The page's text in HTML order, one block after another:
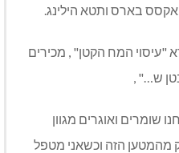
אקסס בארס ותטא הילינג.
"עיסוי המח הקטן" , מכירים
ש…" ,
שומרים ואוגרים מגוון
מהמטען הזה וכשאני מטפל